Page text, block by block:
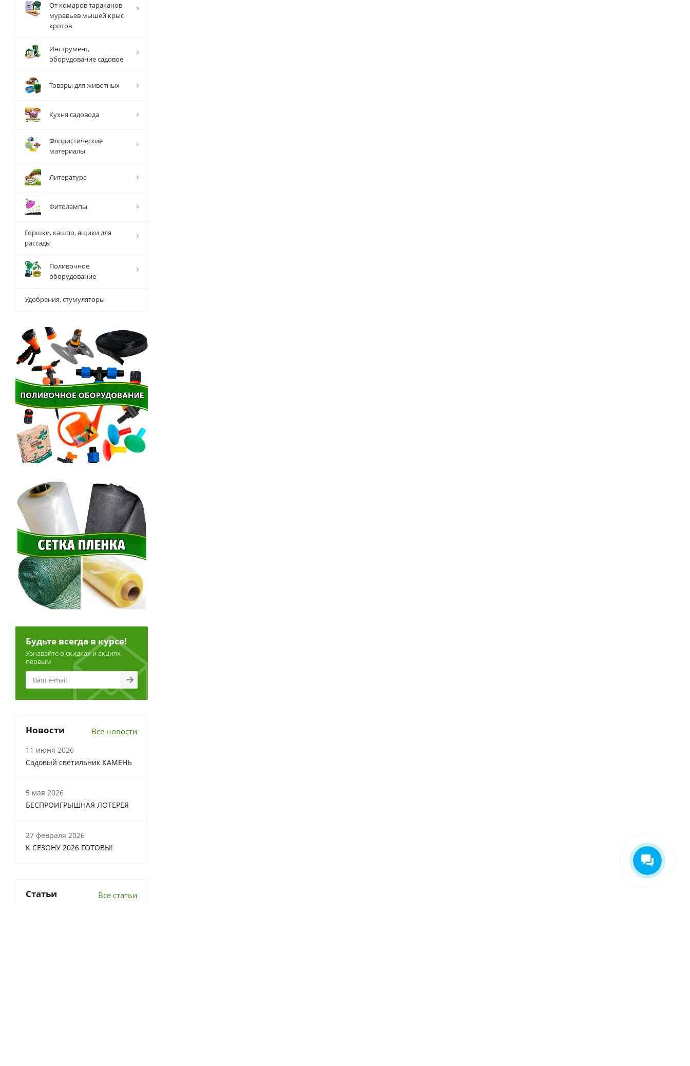
От комаров тараканов
муравьев мышей крыс
кротов
Инструмент,
оборудование садовое
Товары для животных
Кухня садовода
Флористические
материалы
Литература
Фитолампы
Горшки, кашпо, ящики для
рассады
Поливочное
оборудование
Удобрения, стумуляторы
Будьте всегда в курсе!
Узнавайте о скидках и акциях
первым
Новости Все новости
11 июня 2026
Садовый светильник КАМЕНЬ
5 мая 2026
БЕСПРОИГРЫШНАЯ ЛОТЕРЕЯ
27 февраля 2026
К СЕЗОНУ 2026 ГОТОВЫ!
Статьи Все статьи